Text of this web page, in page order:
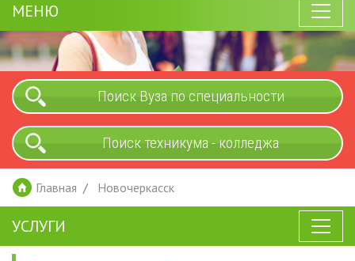
МЕНЮ
Поиск Вуза по специальности
Поиск техникума - колледжа
Главная Новочеркасск
УСЛУГИ